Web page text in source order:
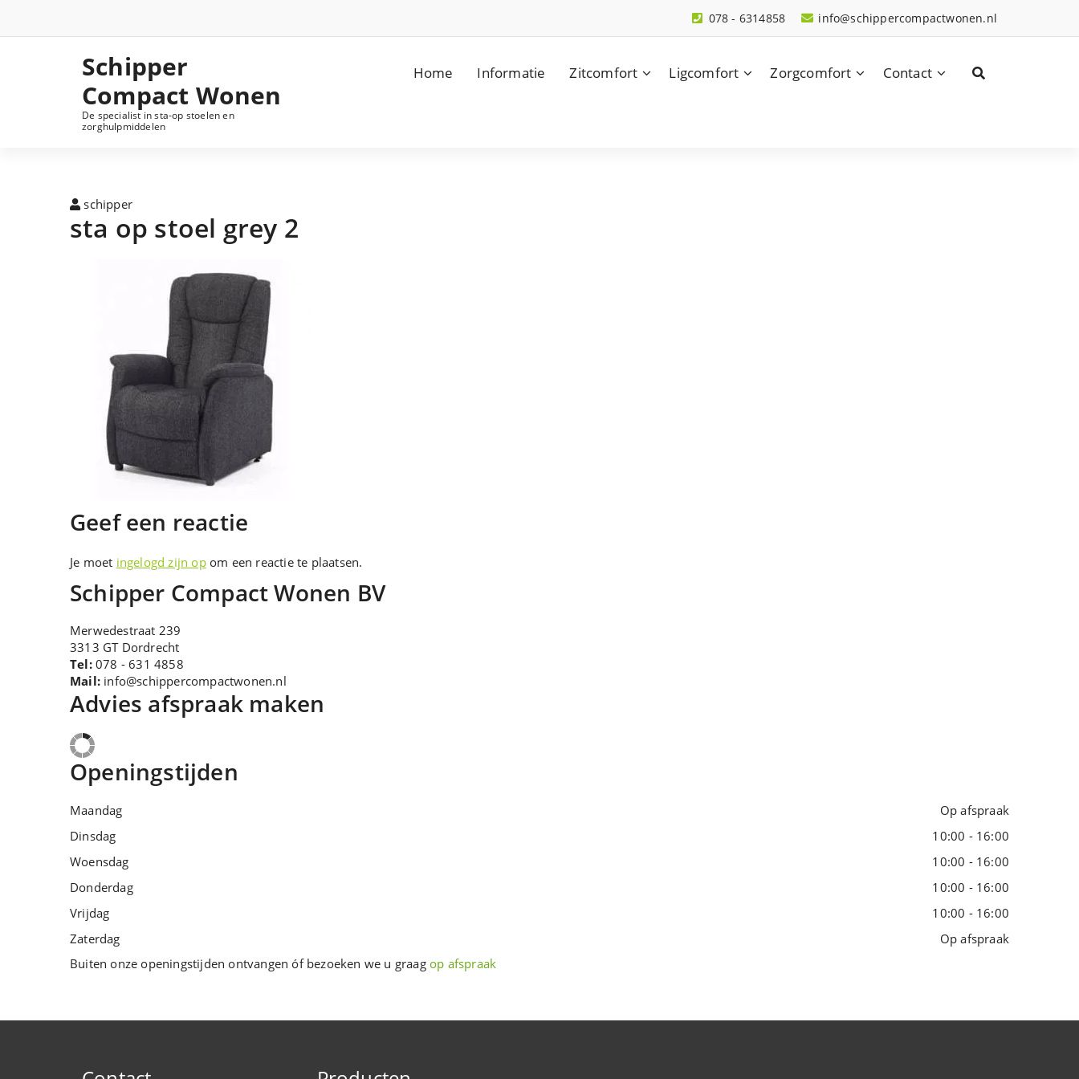
info@schippercompactwonen.nl
078 - 6314858
Schipper
Compact Wonen
De specialist in sta-op stoelen en
zorghulpmiddelen
Home Informatie Zitcomfort Ligcomfort Zorgcomfort Contact
schipper
sta op stoel grey 2
Geef een reactie
Je moet ingelogd zijn opom een reactie te plaatsen.
Schipper Compact Wonen BV
Merwedestraat 239
3313 GT Dordrecht
Tel:078 - 631 4858
Mail: info@schippercompactwonen.nl
Advies afspraak maken
Openingstijden
Maandag
Op afspraak
Dinsdag
10:00 - 16:00
Woensdag
10:00 - 16:00
Donderdag
10:00 - 16:00
Vrijdag
10:00 - 16:00
Zaterdag
Op afspraak
Buiten onze openingstijden ontvangen óf bezoeken we u graagop afspraak